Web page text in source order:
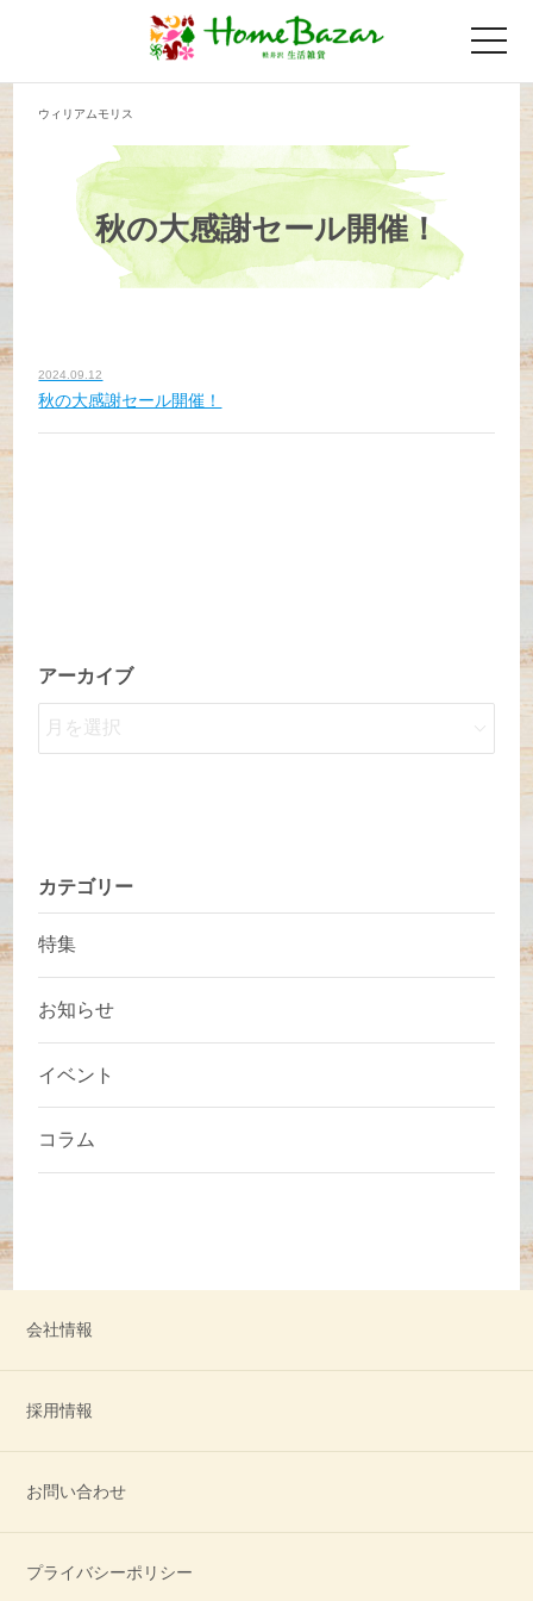
toggle
ウィリアムモリス
秋の大感謝セール開催！
2024.09.12
秋の大感謝セール開催！
アーカイブ
カテゴリー
特集
お知らせ
イベント
コラム
会社情報
採用情報
お問い合わせ
プライバシーポリシー